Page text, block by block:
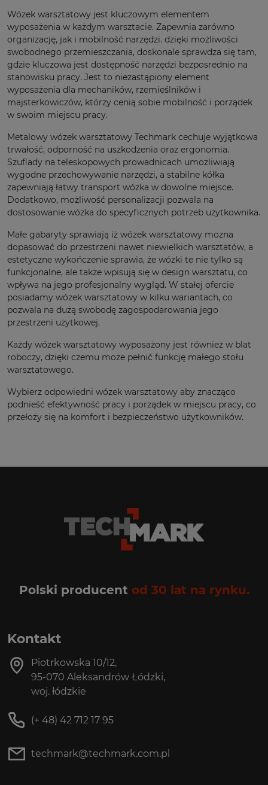
Wózek warsztatowy jest kluczowym elementem
wyposażenia w każdym warsztacie. Zapewnia zarówno
organizację, jak i mobilność narzędzi. dzięki możliwości
swobodnego przemieszczania, doskonale sprawdza się tam,
gdzie kluczowa jest dostępność narzędzi bezposrednio na
stanowisku pracy. Jest to niezastąpiony element
wyposażenia dla mechaników, rzemieślników i
majsterkowiczów, którzy cenią sobie mobilność i porządek
w swoim miejscu pracy.
Metalowy wózek warsztatowy Techmark cechuje wyjątkowa
trwałość, odporność na uszkodzenia oraz ergonomia.
Szuflady na teleskopowych prowadnicach umożliwiają
wygodne przechowywanie narzędzi, a stabilne kółka
zapewniają łatwy transport wózka w dowolne miejsce.
Dodatkowo, możliwość personalizacji pozwala na
dostosowanie wózka do specyficznych potrzeb użytkownika.
Małe gabaryty sprawiają iż wózek warsztatowy mozna
dopasować do przestrzeni nawet niewielkich warsztatów, a
estetyczne wykończenie sprawia, że wózki te nie tylko są
funkcjonalne, ale także wpisują się w design warsztatu, co
wpływa na jego profesjonalny wygląd. W stałej ofercie
posiadamy wózek warsztatowy w kilku wariantach, co
pozwala na dużą swobodę zagospodarowania jego
przestrzeni użytkowej.
Każdy wózek warsztatowy wyposażony jest również w blat
roboczy, dzięki czemu może pełnić funkcję małego stołu
warsztatowego.
Wybierz odpowiedni wózek warsztatowy aby znacząco
podnieść efektywność pracy i porządek w miejscu pracy, co
przełoży się na komfort i bezpieczeństwo użytkowników.
Polski producent od 30 lat na rynku.
Kontakt
Piotrkowska 10/12,
95-070 Aleksandrów Łódzki,
woj. łódzkie
(+ 48) 42 712 17 95
techmark@techmark.com.pl